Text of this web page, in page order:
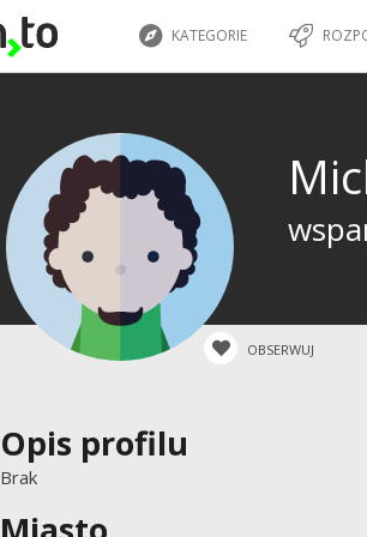
KATEGORIE
OBSERWUJ
Opis profilu
Brak